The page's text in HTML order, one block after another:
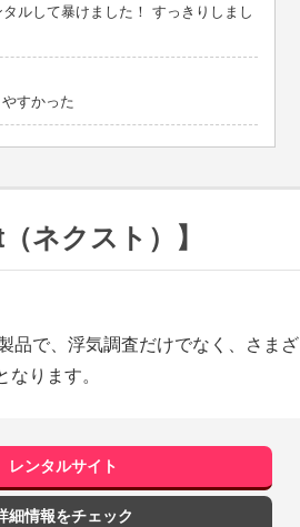
ルして暴けました！ すっきりしまし
すかった
かったorz やっぱり半月は必要か^^;
助かる
らバッグにいけそう。
浮気が見破れました
ネクスト）】
品で、浮気調査だけでなく、さまざ
ります。
レンタルサイト
細情報をチェック